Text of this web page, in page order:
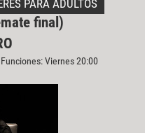
PARA ADULTOS
final)
Viernes 20:00